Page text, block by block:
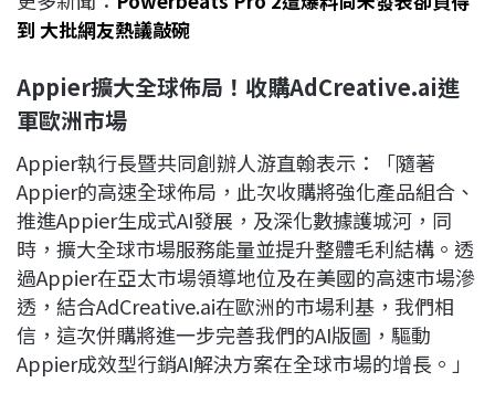
到 大批網友熱議敲碗
Appier擴大全球佈局！收購AdCreative.ai進
軍歐洲市場
Appier執行長暨共同創辦人游直翰表示：「隨著
Appier的高速全球佈局，此次收購將強化產品組合、
推進Appier生成式AI發展，及深化數據護城河，同
時，擴大全球市場服務能量並提升整體毛利結構。透
過Appier在亞太市場領導地位及在美國的高速市場滲
透，結合AdCreative.ai在歐洲的市場利基，我們相
信，這次併購將進一步完善我們的AI版圖，驅動
Appier成效型行銷AI解決方案在全球市場的增長。」